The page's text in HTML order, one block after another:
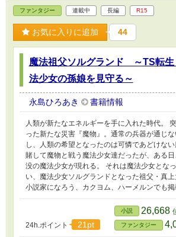
イジェスト化は書籍の出版
るアルファポリスさんとの
す。ご容赦のほど、よろし
す。 ※2016年9月より、ハ
せて投稿させていただいて
10月28日、完結いたしまし
いました！
ファンタジー 連載中 長編 R15
お気に入りに追加 44
魔法祖父ソルグランド ～TS転生
法少女の孫娘を見守る～
永島ひろあき 書籍情報
人類が新たなエネルギーを手に入れた時代。
った新たな災害『魔物』。通常の兵器が通じ
し、人類の希望となったのは可憐であどけな
賭して魔物と戦う魔法少女達だったが、ある
没の魔法少女が現れる。 それは魔法少女とな
い、魔法少女ソルグランドとなった祖父・真上
小説家になろう、カクヨム、ハーメルンでも掲
24h.ポイント 21pt
小説 26,668
ファンタジー